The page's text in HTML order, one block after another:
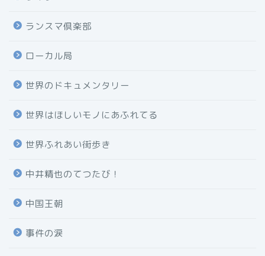
ランスマ倶楽部
ローカル局
世界のドキュメンタリー
世界はほしいモノにあふれてる
世界ふれあい街歩き
中井精也のてつたび！
中国王朝
事件の涙